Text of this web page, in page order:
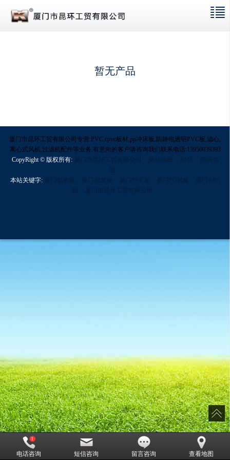
暂无产品
厦门市昆环工贸有限公司专营 PVC,cpvc板材,pp冲床板,防静电透明PVC板,滤心,
离心式风机,过滤机配件等业务,有意向的客户请咨询我们联系电话:13950039393
CopyRight © 版权所有: 厦门市昆环工贸有限公司 网站地图 XML
商情信
息
本站关键字: 厦门电木板 厦门尼龙板 厦门PVC板 厦门POM板
厦门ABS
板
厦门市昆环工贸有限公司
电话咨询 短信咨询 留言咨询 查看地图